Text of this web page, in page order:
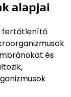
alapjai
fertőtlenítő
és